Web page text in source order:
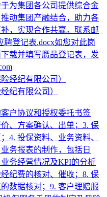
为集团各公司提供综合金
动集团产融结合，助力各
，实现合作共赢。联系邮
聘登记表.docx如您对此岗
载并填写赝品登记表，发
纪有限公司）
户协议和授权委托书签
、方案确认、出单；3. 保
4. 投保资料、业务资料、
务报表的制作，包括日
务经营情况及KPI的分析
纪费的核对、催收；8. 保
数据核对；9. 客户理赔服